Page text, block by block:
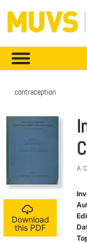
contraception
Download
this PDF
A